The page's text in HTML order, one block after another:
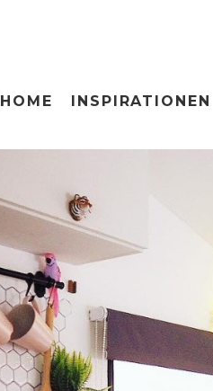
HOME INSPIRATIONEN